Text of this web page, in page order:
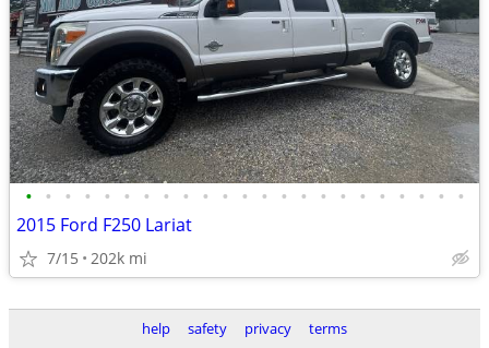
• • • • • • • • • • • • • • • • • • • • • • •
2015 Ford F250 Lariat
7/15 202k mi
help safety privacy terms